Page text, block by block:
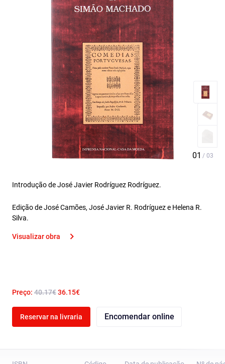
Introdução de José Javier Rodríguez Rodríguez.
Edição de José Camões, José Javier R. Rodríguez e Helena R.
Silva.
Visualizar obra
Preço: 40.17€36.15€
Reservar na livraria Encomendar online